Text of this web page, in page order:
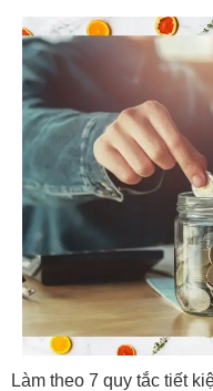
Làm theo 7 quy tắc tiết